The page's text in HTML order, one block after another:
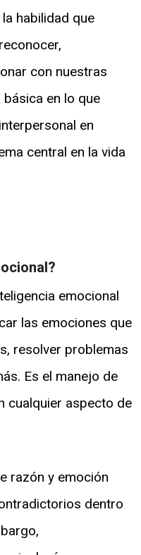
habilidad que
con nuestras
básica en lo que
en
central en la vida
emocional
las emociones que
resolver problemas
Es el manejo de
cualquier aspecto de
razón y emoción
dentro